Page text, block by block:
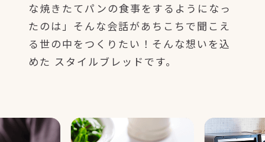
な焼きたてパンの食事をするようになっ
たのは」そんな会話があちこちで聞こえ
る世の中をつくりたい！そんな想いを込
めた スタイルブレッドです。